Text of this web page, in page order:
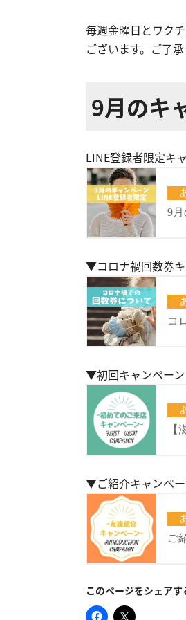
毎週金曜日とワク
ございます。ご了承
9月のキ
LINE登録者限定キ
▼コロナ禍回数券
▼初回キャンペーン
▼ご紹介キャンペ
このページをシェアす